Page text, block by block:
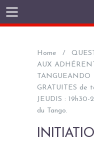
Home
AUX
TANGUEANDO
GRATUITES de
JEUDIS :
du Tango.